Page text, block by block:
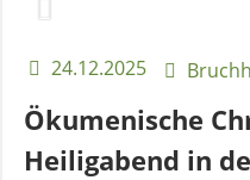
24.12.2025
Ökumenische
Heiligabend in